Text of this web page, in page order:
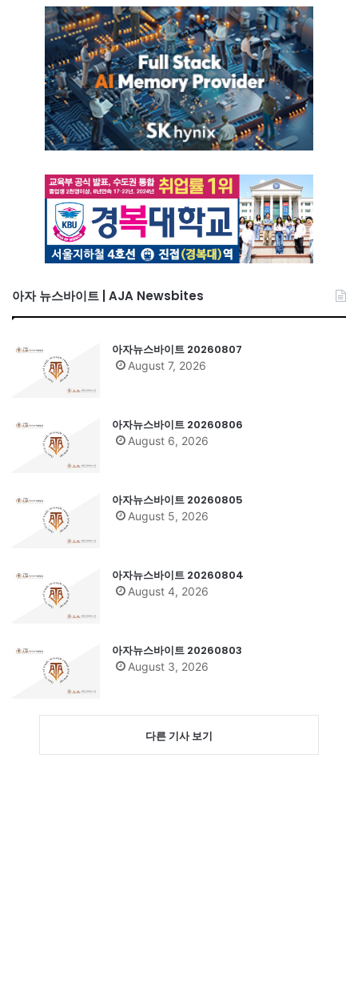
아자 뉴스바이트 | AJA Newsbites
아자뉴스바이트 20260807
August 7, 2026
아자뉴스바이트 20260806
August 6, 2026
아자뉴스바이트 20260805
August 5, 2026
아자뉴스바이트 20260804
August 4, 2026
아자뉴스바이트 20260803
August 3, 2026
다른 기사 보기